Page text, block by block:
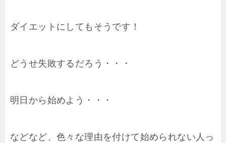
ダイエットにしてもそうです！
どうせ失敗するだろう・・・
明日から始めよう・・・
などなど、色々な理由を付けて始められない人っ